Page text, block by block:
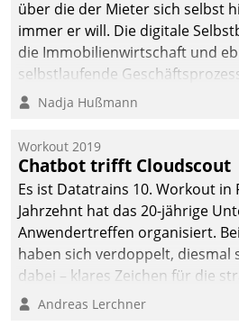
über die der Mieter sich selbst
immer er will. Die digitale
die Immobilienwirtschaft und
selbstlaufende
Kunde und smart der
Nadja Hußmann
Workout 2019
Chatbot trifft Cloudscout
Es ist Datatrains 10. Workout in
Jahrzehnt hat das 20-jährige
Anwendertreffen organisiert.
haben sich verdoppelt, diesmal
dabei – klares Zeichen für die
Fokussierung auf den Kunden.
Andreas Lerchner